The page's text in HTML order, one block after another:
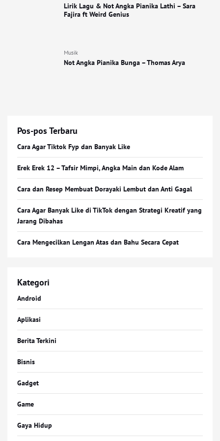
Lirik Lagu & Not Angka Pianika Lathi – Sara
Fajira ft Weird Genius
Musik
Not Angka Pianika Bunga – Thomas Arya
Pos-pos Terbaru
Cara Agar Tiktok Fyp dan Banyak Like
Erek Erek 12 – Tafsir Mimpi, Angka Main dan Kode Alam
Cara dan Resep Membuat Dorayaki Lembut dan Anti Gagal
Cara Agar Banyak Like di TikTok dengan Strategi Kreatif yang
Jarang Dibahas
Cara Mengecilkan Lengan Atas dan Bahu Secara Cepat
Kategori
Android
Aplikasi
Berita Terkini
Bisnis
Gadget
Game
Gaya Hidup